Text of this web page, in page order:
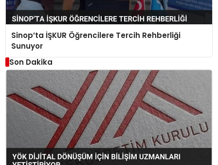
Sinop’ta İŞKUR Öğrencilere Tercih Rehberliği
Sunuyor
Son Dakika